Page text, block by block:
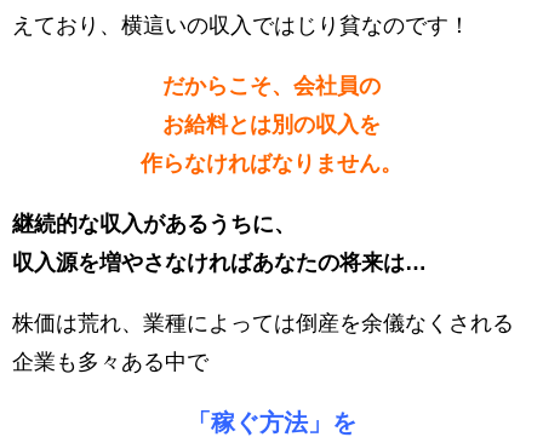
えており、横這いの収入ではじり貧なのです！
だからこそ、会社員の
お給料とは別の収入を
作らなければなりません。
継続的な収入があるうちに、
収入源を増やさなければあなたの将来は…
株価は荒れ、業種によっては倒産を余儀なくされる
企業も多々ある中で
「稼ぐ方法」を